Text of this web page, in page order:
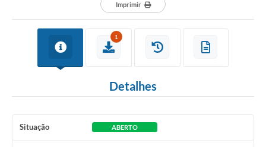
Imprimir
1
Detalhes
Situação ABERTO